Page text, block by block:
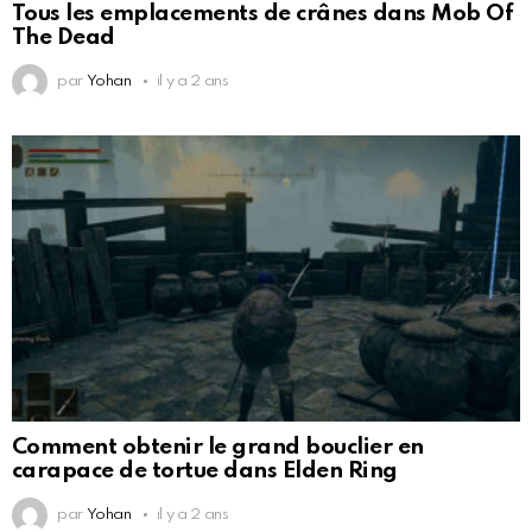
Tous les emplacements de crânes dans Mob Of
The Dead
par Yohan il y a 2 ans
Comment obtenir le grand bouclier en
carapace de tortue dans Elden Ring
par Yohan il y a 2 ans